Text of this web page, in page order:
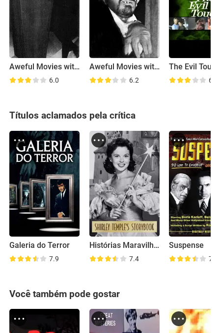
Aweful Movies with Deadly Earnest
6.0
Aweful Movies with Deadly Earnest
6.2
The Evil Touch
6.9
Títulos aclamados pela crítica
Galeria do Terror
7.9
Histórias Maravilhosas Bendix
7.4
Suspense
7.4
Você também pode gostar